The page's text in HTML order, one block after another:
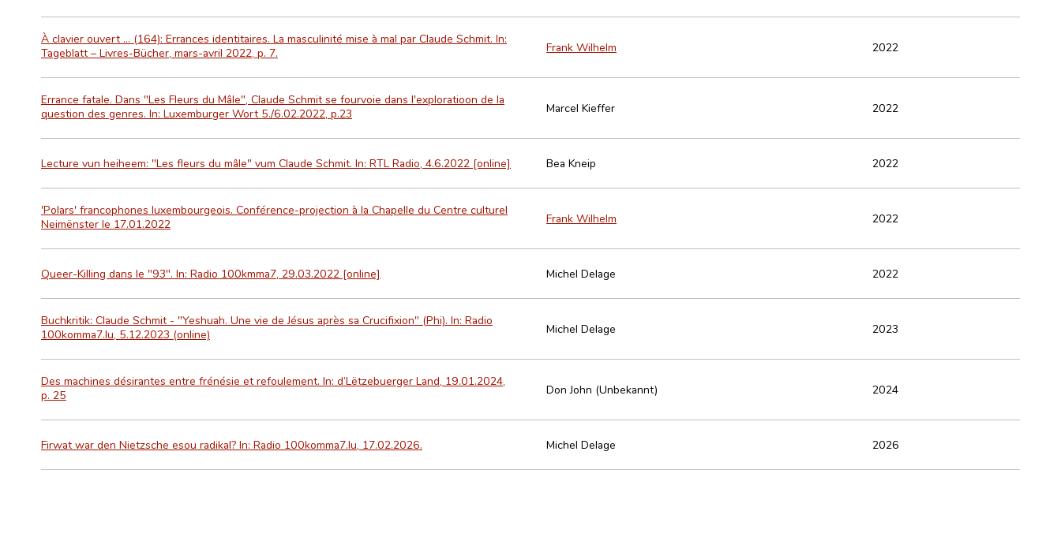
À clavier ouvert … (164): Errances identitaires. La masculinité mise à mal par Claude Schmit. In:
Tageblatt – Livres-Bücher, mars-avril 2022, p. 7.
Frank Wilhelm 2022
Errance fatale. Dans "Les Fleurs du Mâle", Claude Schmit se fourvoie dans l'exploratioon de la
question des genres. In: Luxemburger Wort 5./6.02.2022, p.23
Marcel Kieffer 2022
Lecture vun heiheem: "Les fleurs du mâle" vum Claude Schmit. In: RTL Radio, 4.6.2022 [online] Bea Kneip 2022
'Polars' francophones luxembourgeois. Conférence-projection à la Chapelle du Centre culturel
Neimënster le 17.01.2022
Frank Wilhelm 2022
Queer-Killing dans le "93". In: Radio 100kmma7, 29.03.2022 [online] Michel Delage 2022
Buchkritik: Claude Schmit - "Yeshuah. Une vie de Jésus après sa Crucifixion" (Phi). In: Radio
100komma7.lu, 5.12.2023 (online)
Michel Delage 2023
Des machines désirantes entre frénésie et refoulement. In: d’Lëtzebuerger Land, 19.01.2024,
p. 25
Don John (Unbekannt) 2024
Firwat war den Nietzsche esou radikal? In: Radio 100komma7.lu, 17.02.2026. Michel Delage 2026